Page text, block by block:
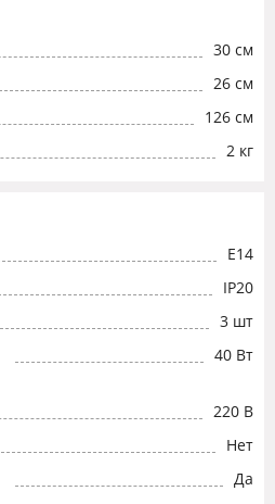
30 см
26 см
126 см
2 кг
E14
IP20
3 шт
40 Вт
220 В
Нет
Да